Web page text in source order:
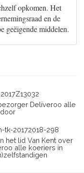
opkomen. Het
en de
geëigende middelen.
Deliveroo alle
tk-20172018-298
het lid Van Kent over
alle koeriers in